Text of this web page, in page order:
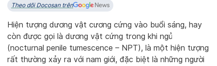
Theo dõi Docosan trên
Hiện tượng dương vật cương cứng vào buổi sáng, hay
còn được gọi là dương vật cứng trong khi ngủ
(nocturnal penile tumescence – NPT), là một hiện tượng
rất thường xảy ra với nam giới, đặc biệt là những người